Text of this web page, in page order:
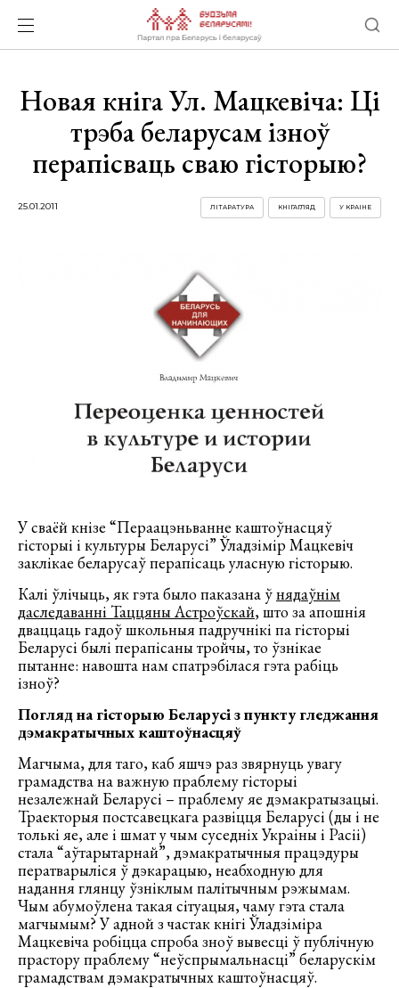
Новая кніга Ул. Мацкевіча: Ці
трэба беларусам ізноў
перапісваць сваю гісторыю?
25.01.2011 У КРАІНЕ
КНІГАГЛЯД
ЛІТАРАТУРА
У сваёй кнізе “Пераацэньванне каштоўнасцяў
гісторыі і культуры Беларусі” Ўладзімір Мацкевіч
заклікае беларусаў перапісаць уласную гісторыю.
Калі ўлічыць, як гэта было паказана ўнядаўнім
даследаванні Таццяны Астроўскай, што за апошнія
дваццаць гадоў школьныя падручнікі па гісторыі
Беларусі былі перапісаны тройчы, то ўзнікае
пытанне: навошта нам спатрэбілася гэта рабіць
ізноў?
Погляд на гісторыю Беларусі з пункту гледжання
дэмакратычных каштоўнасцяў
Магчыма, для таго, каб яшчэ раз звярнуць увагу
грамадства на важную праблему гісторыі
незалежнай Беларусі – праблему яе дэмакратызацыі.
Траекторыя постсавецкага развіцця Беларусі (ды і не
толькі яе, але і шмат у чым суседніх Украіны і Расіі)
стала “аўтарытарнай”, дэмакратычныя працэдуры
ператварыліся ў дэкарацыю, неабходную для
надання глянцу ўзніклым палітычным рэжымам.
Чым абумоўлена такая сітуацыя, чаму гэта стала
магчымым? У адной з частак кнігі Ўладзіміра
Мацкевіча робіцца спроба зноў вывесці ў публічную
прастору праблему “неўспрымальнасці” беларускім
грамадствам дэмакратычных каштоўнасцяў.